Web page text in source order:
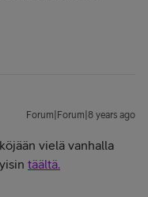
Forum|Forum|8 years ago
vielä vanhalla
täältä.